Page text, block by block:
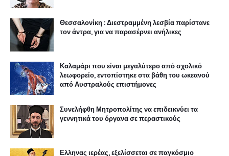
Θεσσαλονίκη : Διεστραμμένη λεσβία παρίστανε
τον άντρα, για να παρασέρνει ανήλικες
Καλαμάρι που είναι μεγαλύτερο από σχολικό
λεωφορείο, εντοπίστηκε στα βάθη του ωκεανού
από Αυστραλούς επιστήμονες
Συνελήφθη Μητροπολίτης να επιδεικνύει τα
γεννητικά του όργανα σε περαστικούς
Ελληνας ιερέας, εξελίσσεται σε παγκόσμιο